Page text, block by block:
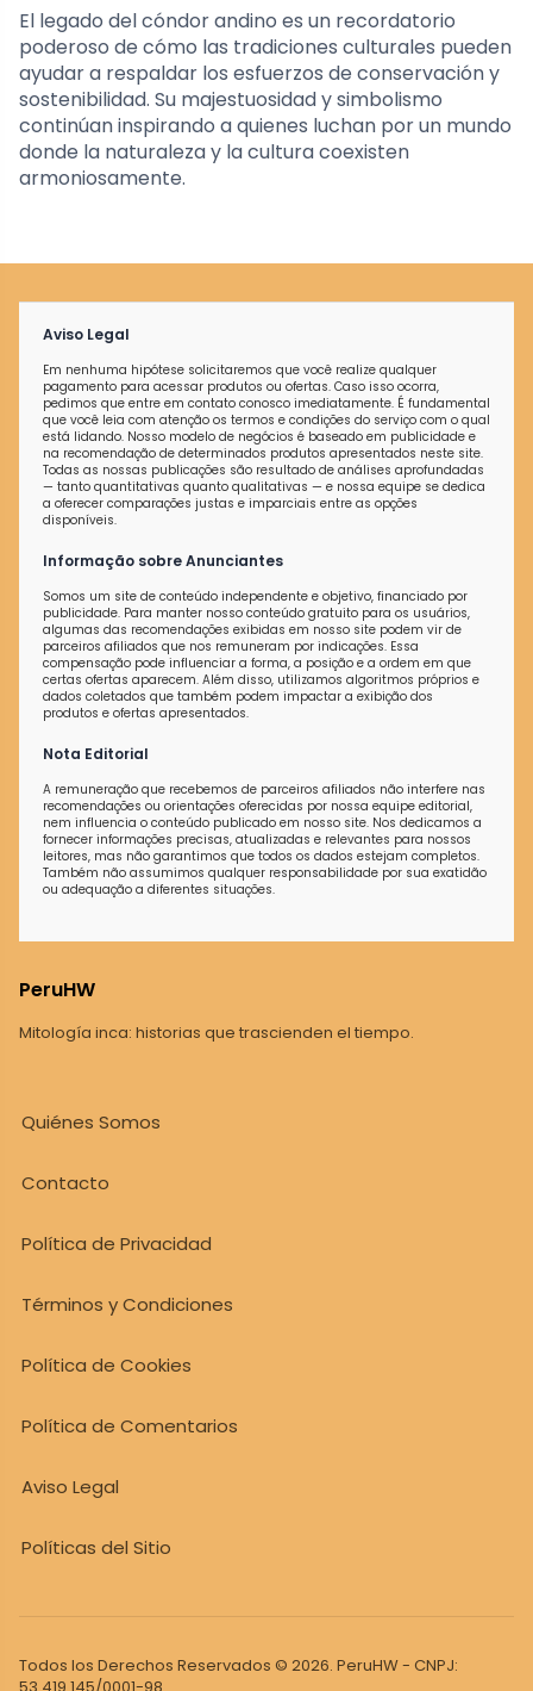
El legado del cóndor andino es un recordatorio
poderoso de cómo las tradiciones culturales pueden
ayudar a respaldar los esfuerzos de conservación y
sostenibilidad. Su majestuosidad y simbolismo
continúan inspirando a quienes luchan por un mundo
donde la naturaleza y la cultura coexisten
armoniosamente.
Aviso Legal
Em nenhuma hipótese solicitaremos que você realize qualquer
pagamento para acessar produtos ou ofertas. Caso isso ocorra,
pedimos que entre em contato conosco imediatamente. É fundamental
que você leia com atenção os termos e condições do serviço com o qual
está lidando. Nosso modelo de negócios é baseado em publicidade e
na recomendação de determinados produtos apresentados neste site.
Todas as nossas publicações são resultado de análises aprofundadas
— tanto quantitativas quanto qualitativas — e nossa equipe se dedica
a oferecer comparações justas e imparciais entre as opções
disponíveis.
Informação sobre Anunciantes
Somos um site de conteúdo independente e objetivo, financiado por
publicidade. Para manter nosso conteúdo gratuito para os usuários,
algumas das recomendações exibidas em nosso site podem vir de
parceiros afiliados que nos remuneram por indicações. Essa
compensação pode influenciar a forma, a posição e a ordem em que
certas ofertas aparecem. Além disso, utilizamos algoritmos próprios e
dados coletados que também podem impactar a exibição dos
produtos e ofertas apresentados.
Nota Editorial
A remuneração que recebemos de parceiros afiliados não interfere nas
recomendações ou orientações oferecidas por nossa equipe editorial,
nem influencia o conteúdo publicado em nosso site. Nos dedicamos a
fornecer informações precisas, atualizadas e relevantes para nossos
leitores, mas não garantimos que todos os dados estejam completos.
Também não assumimos qualquer responsabilidade por sua exatidão
ou adequação a diferentes situações.
PeruHW
Mitología inca: historias que trascienden el tiempo.
Quiénes Somos
Contacto
Política de Privacidad
Términos y Condiciones
Política de Cookies
Política de Comentarios
Aviso Legal
Políticas del Sitio
Todos los Derechos Reservados © 2026. PeruHW - CNPJ: